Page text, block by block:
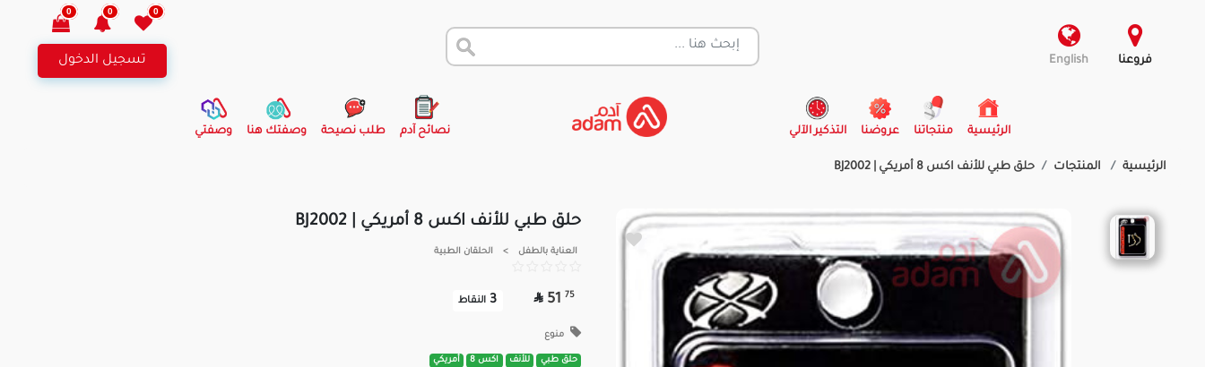
فروعنا English
0
0
0
تسجيل الدخول
الرئيسية
(current) منتجاتنا عروضنا التذكير الآلي نصائح آدم طلب نصيحة وصفتك هنا وصفتي
الرئيسية المنتجات حلق طبي للأنف اكس 8 أمريكي | BJ2002
حلق طبي للأنف اكس 8 أمريكي | BJ2002
العناية بالطفل > الحلقان الطبية
75
51

3 النقاط
منوع
حلق طبي للأنف اكس 8 أمريكي